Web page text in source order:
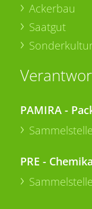
Ackerbau
Saatgut
PAMIRA -
PRE -